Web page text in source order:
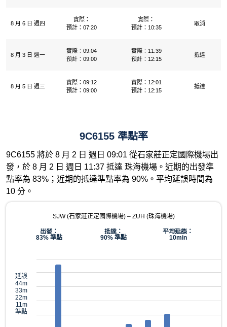
8 月 6 日 週四
實際：
預計：07:20
實際：
預計：10:35
取消
8 月 3 日 週一
實際：09:04
預計：09:00
實際：11:39
預計：12:15
抵達
8 月 5 日 週三
實際：09:12
預計：09:00
實際：12:01
預計：12:15
抵達
9C6155 準點率
9C6155 將於 8 月 2 日 週日 09:01 從石家莊正定國際機場​出
發，於 8 月 2 日 週日 11:37 抵達 珠海機場。近期的出發準
點率為 83%；近期的抵達準點率為 90%。平均延誤時間為
10 分。
SJW (石家莊正定國際機場​) – ZUH (珠海機場)
出發：
83% 準點
抵達：
90% 準點
平均延誤：
10min
延誤
44m
33m
22m
11m
準點